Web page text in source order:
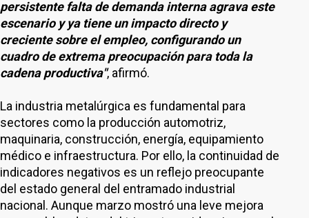
persistente falta de demanda interna agrava este
escenario y ya tiene un impacto directo y
creciente sobre el empleo, configurando un
cuadro de extrema preocupación para toda la
cadena productiva", afirmó.
La industria metalúrgica es fundamental para
sectores como la producción automotriz,
maquinaria, construcción, energía, equipamiento
médico e infraestructura. Por ello, la continuidad de
indicadores negativos es un reflejo preocupante
del estado general del entramado industrial
nacional. Aunque marzo mostró una leve mejora